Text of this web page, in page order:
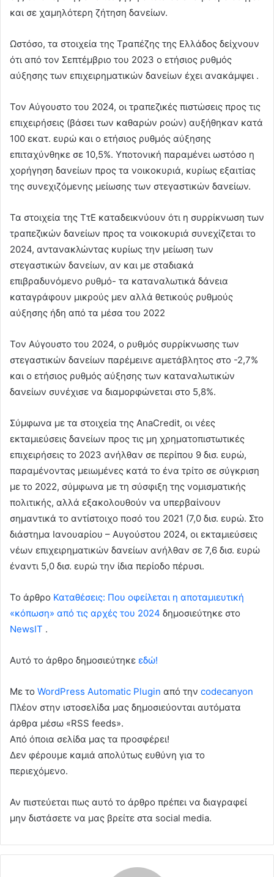
και σε χαμηλότερη ζήτηση δανείων.
Ωστόσο, τα στοιχεία της Τραπέζης της Ελλάδος δείχνουν
ότι από τον Σεπτέμβριο του 2023 ο ετήσιος ρυθμός
αύξησης των επιχειρηματικών δανείων έχει ανακάμψει .
Τον Αύγουστο του 2024, οι τραπεζικές πιστώσεις προς τις
επιχειρήσεις (βάσει των καθαρών ροών) αυξήθηκαν κατά
100 εκατ. ευρώ και ο ετήσιος ρυθμός αύξησης
επιταχύνθηκε σε 10,5%. Υποτονική παραμένει ωστόσο η
χορήγηση δανείων προς τα νοικοκυριά, κυρίως εξαιτίας
της συνεχιζόμενης μείωσης των στεγαστικών δανείων.
Τα στοιχεία της ΤτΕ καταδεικνύουν ότι η συρρίκνωση των
τραπεζικών δανείων προς τα νοικοκυριά συνεχίζεται το
2024, αντανακλώντας κυρίως την μείωση των
στεγαστικών δανείων, αν και με σταδιακά
επιβραδυνόμενο ρυθμό- τα καταναλωτικά δάνεια
καταγράφουν μικρούς μεν αλλά θετικούς ρυθμούς
αύξησης ήδη από τα μέσα του 2022
Τον Αύγουστο του 2024, ο ρυθμός συρρίκνωσης των
στεγαστικών δανείων παρέμεινε αμετάβλητος στο -2,7%
και ο ετήσιος ρυθμός αύξησης των καταναλωτικών
δανείων συνέχισε να διαμορφώνεται στο 5,8%.
Σύμφωνα με τα στοιχεία της AnaCredit, οι νέες
εκταμιεύσεις δανείων προς τις μη χρηματοπιστωτικές
επιχειρήσεις το 2023 ανήλθαν σε περίπου 9 δισ. ευρώ,
παραμένοντας μειωμένες κατά το ένα τρίτο σε σύγκριση
με το 2022, σύμφωνα με τη σύσφιξη της νομισματικής
πολιτικής, αλλά εξακολουθούν να υπερβαίνουν
σημαντικά το αντίστοιχο ποσό του 2021 (7,0 δισ. ευρώ. Στο
διάστημα Ιανουαρίου – Αυγούστου 2024, οι εκταμιεύσεις
νέων επιχειρηματικών δανείων ανήλθαν σε 7,6 δισ. ευρώ
έναντι 5,0 δισ. ευρώ την ίδια περίοδο πέρυσι.
To άρθρο Καταθέσεις: Που οφείλεται η αποταμιευτική
«κόπωση» από τις αρχές του 2024 δημοσιεύτηκε στο
NewsIT .
Αυτό το άρθρο δημοσιεύτηκε εδώ!
Με το WordPress Automatic Plugin από την codecanyon
Πλέον στην ιστοσελίδα μας δημοσιεύονται αυτόματα
άρθρα μέσω «RSS feeds».
Από όποια σελίδα μας τα προσφέρει!
Δεν φέρουμε καμιά απολύτως ευθύνη για το
περιεχόμενο.
Αν πιστεύεται πως αυτό το άρθρο πρέπει να διαγραφεί
μην διστάσετε να μας βρείτε στα social media.